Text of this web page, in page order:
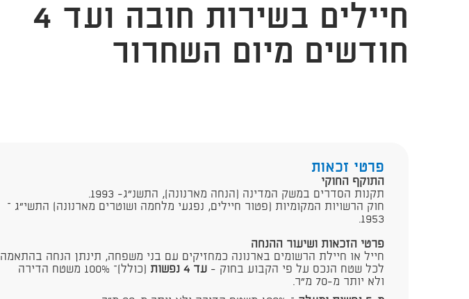
חיילים בשירות חובה ועד 4
חודשים מיום השחרור
פרטי זכאות
התוקף החוקי
תקנות הסדרים במשק המדינה (הנחה מארנונה), התשנ"ג- 1993.
חוק הרשויות המקומיות (פטור חיילים, נפגעי מלחמה ושוטרים מארנונה) התשי"ג –
1953.
פרטי הזכאות ושיעור ההנחה
חייל או חיילת הרשומים בארנונה כמחזיקים עם בני משפחה, תינתן הנחה בהתאמה
לכל שטח הנכס על פי הקבוע בחוק - עד 4 נפשות
(כולל)– 100% משטח הדירה
ולא יותר מ-70 מ"ר.